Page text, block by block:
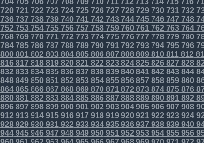
704705706707 708709710711712 713714715716
720721722 723724725726727 728729730731732
736737 738739740741742 743744745746747 748
752 753754755756757 758759760761762 763764
768769770771772 773774775776777 778779780
784785786787 788789790791792 793794795796
800801802 803804805806807 808809810811812
816817 818819820821822 823824825826827 828
832 833834835836837 838839840841842 843844
848849850851852 853854855856857 858859860
864865866867 868869870871872 873874875876
880881882 883884885886887 888889890891892
896897 898899900901902 903904905906907 908
912 913914915916917 918919920921922 923924
928929930931932 933934935936937 938939940
944945946947 948949950951952 953954955956